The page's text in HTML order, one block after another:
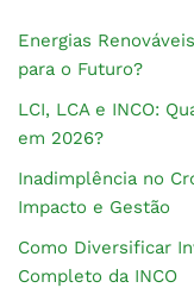
Energias
para o Futuro?
LCI, LCA e INCO:
em 2026?
Inadimplência no
Impacto e Gestão
Como Diversificar
Completo da INCO